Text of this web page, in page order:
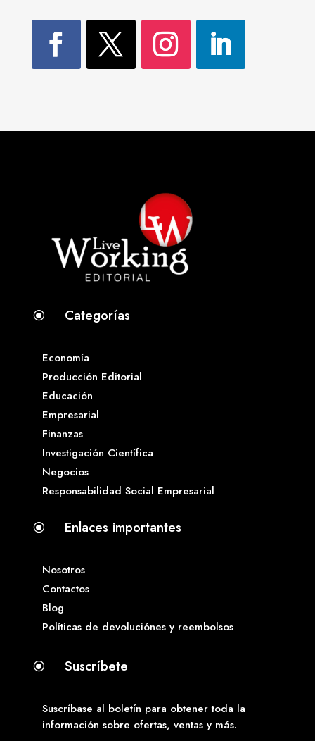
\ Categorías
Economía
Producción Editorial
Educación
Empresarial
Finanzas
Investigación Científica
Negocios
Responsabilidad Social Empresarial
\ Enlaces importantes
Nosotros
Contactos
Blog
Políticas de devoluciónes y reembolsos
\ Suscríbete
Suscríbase al boletín para obtener toda la
información sobre ofertas, ventas y más.